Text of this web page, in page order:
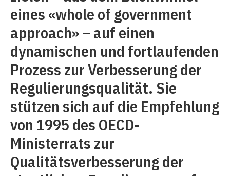
eines «whole of government
approach» – auf einen
dynamischen und fortlaufenden
Prozess zur Verbesserung der
Regulierungsqualität. Sie
stützen sich auf die Empfehlung
von 1995 des OECD-
Ministerrats zur
Qualitätsverbesserung der